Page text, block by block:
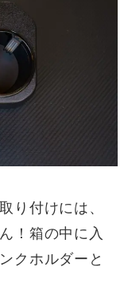
り付けには、
！箱の中に入
クホルダーと